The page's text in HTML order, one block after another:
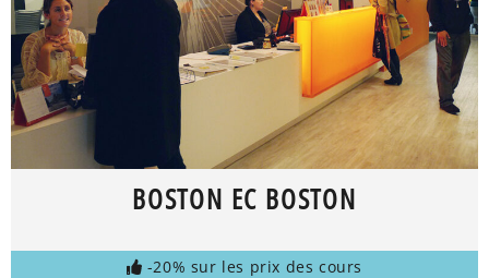
BOSTON EC BOSTON
-20% sur les prix des cours